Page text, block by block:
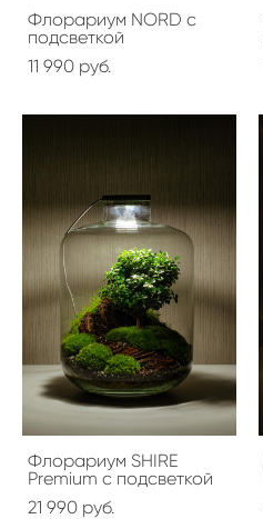
Флорариум NORD с
подсветкой
11 990 pуб.
Флорариум SHIRE
Premium с подсветкой
21 990 pуб.